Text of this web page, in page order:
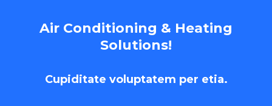
Air Conditioning & Heating
Solutions!
Cupiditate voluptatem per etia.